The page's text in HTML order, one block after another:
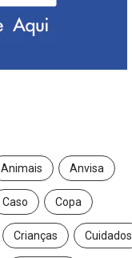
Animais Anvisa
Caso Copa
Crianças Cuidados